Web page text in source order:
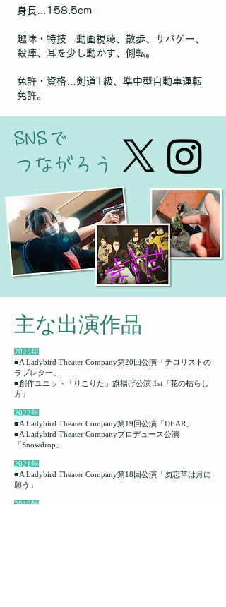
身長 158.5cm
趣味・特技…動画視聴、散歩、サバゲー、
殺陣、耳を少し動かす、側転。
免許・資格…剣道1級、準中型自動車運転
免許。
SNSで
つながろう
主な出演作品
2023年
■ A Ladybird Theater Company第20回公演「テロリストの
ラブレター」
■創作ユニット「りこりた」旗揚げ公演 1st『花の枯らし
方』
2022年
■ A Ladybird Theater Company第19回公演「DEAR」
■ A Ladybird Theater Companyプロデュース公演
「Snowdrop」
2021年
■ A Ladybird Theater Company第18回公演「勿忘草は月に
願う」
2019年